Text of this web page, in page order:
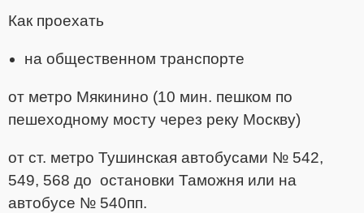
Как проехать
на общественном транспорте
от метро Мякинино (10 мин. пешком по
пешеходному мосту через реку Москву)
от ст. метро Тушинская автобусами № 542,
549, 568 до остановки Таможня или на
автобусе № 540пп.